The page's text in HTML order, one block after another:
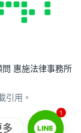
引用。
問 惠施法律事務所
1